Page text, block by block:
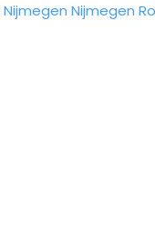
Nijmegen Nijmegen